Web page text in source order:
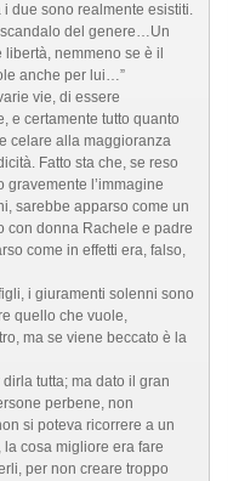
due sono realmente esistiti.
del genere…Un
nemmeno se è il
anche per lui…”
vie, di essere
e certamente tutto quanto
celare alla maggioranza
Fatto sta che, se reso
l’immagine
sarebbe apparso come un
con donna Rachele e padre
come in effetti era, falso,
i giuramenti solenni sono
quello che vuole,
ma se viene beccato è la
tutta; ma dato il gran
perbene, non
si poteva ricorrere a un
cosa migliore era fare
per non creare troppo